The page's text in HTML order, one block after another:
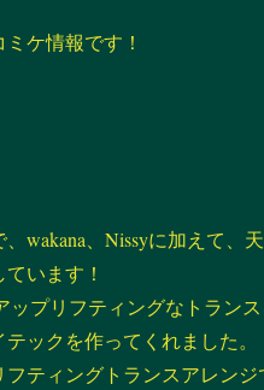
ッ
プ
ケ情報です！
wakana、Nissyに加えて、
います！
プリフティングなトランス
ックを作ってくれました。
ティングトランスアレンジ